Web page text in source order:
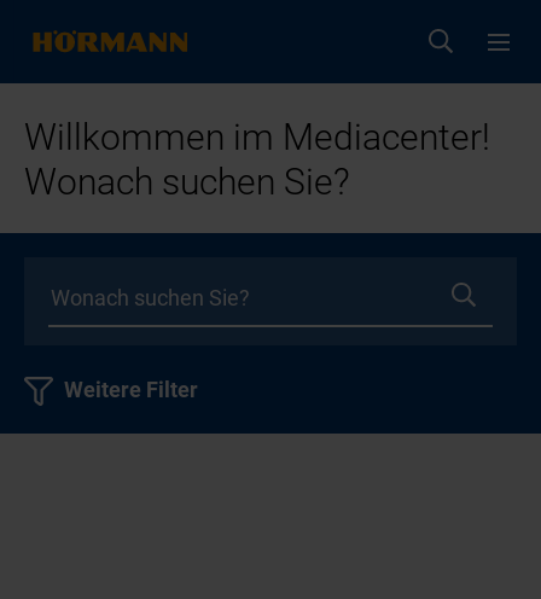
Willkommen im Mediacenter!
Wonach suchen Sie?
Weitere Filter